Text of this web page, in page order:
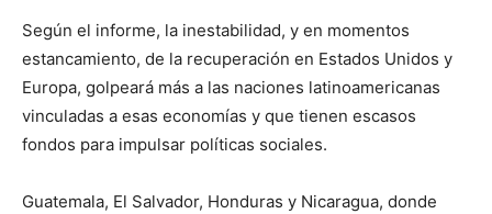
Según el informe, la inestabilidad, y en momentos
estancamiento, de la recuperación en Estados Unidos y
Europa, golpeará más a las naciones latinoamericanas
vinculadas a esas economías y que tienen escasos
fondos para impulsar políticas sociales.
Guatemala, El Salvador, Honduras y Nicaragua, donde